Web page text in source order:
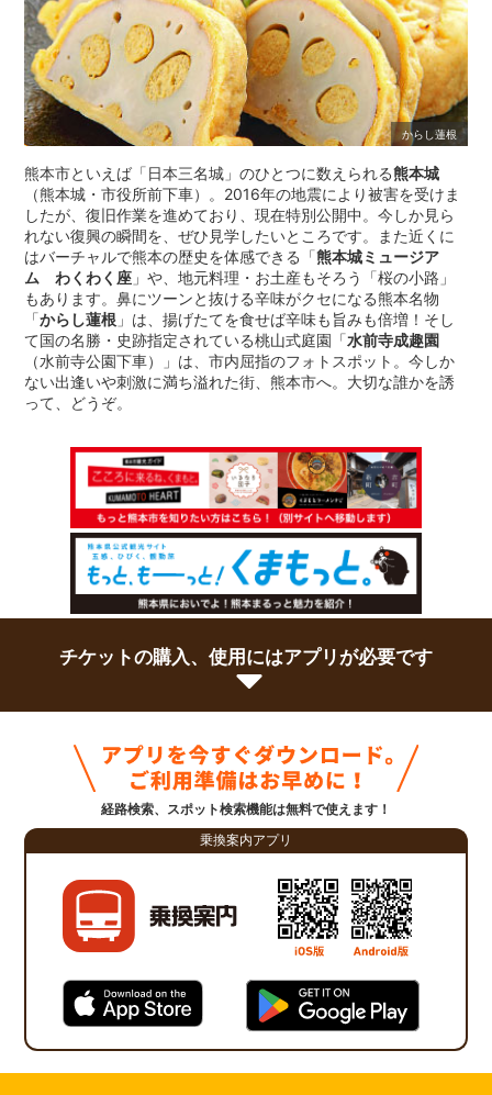
からし蓮根
熊本市といえば「日本三名城」のひとつに数えられる熊本城
（熊本城・市役所前下車）。2016年の地震により被害を受けま
したが、復旧作業を進めており、現在特別公開中。今しか見ら
れない復興の瞬間を、ぜひ見学したいところです。また近くに
はバーチャルで熊本の歴史を体感できる「熊本城ミュージア
ム わくわく座」や、地元料理・お土産もそろう「桜の小路」
もあります。鼻にツーンと抜ける辛味がクセになる熊本名物
「からし蓮根」は、揚げたてを食せば辛味も旨みも倍増！そし
て国の名勝・史跡指定されている桃山式庭園「水前寺成趣園
（水前寺公園下車）」は、市内屈指のフォトスポット。今しか
ない出逢いや刺激に満ち溢れた街、熊本市へ。大切な誰かを誘
って、どうぞ。
チケットの購入、使用にはアプリが必要です
経路検索、スポット検索機能は無料で使えます！
乗換案内アプリ